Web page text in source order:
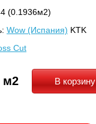
(0.1936м2)
Wow (Испания) KTK
Cut
В корзину